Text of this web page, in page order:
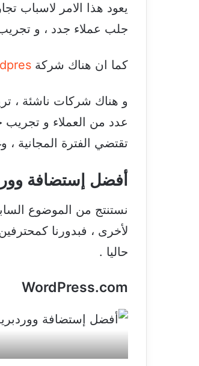
يعود هذا الامر لاسباب
جلب عملاء جدد ، و
كما ان هناك شركة
و هناك شركات ناشئة ،
عدد من العملاء و تجريب
تقتضي الفترة المجانية ،
أفضل إستضافة
نستنتج من الموضوع
لأخرى ، فبدورنا
حاليا .
WordPress.com